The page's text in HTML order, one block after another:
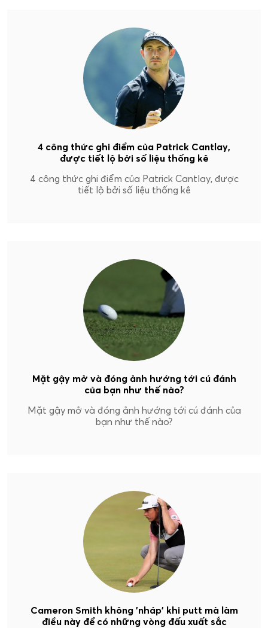
4 công thức ghi điểm của Patrick Cantlay,
được tiết lộ bởi số liệu thống kê
4 công thức ghi điểm của Patrick Cantlay, được
tiết lộ bởi số liệu thống kê
Mặt gậy mở và đóng ảnh hướng tới cú đánh
của bạn như thế nào?
Mặt gậy mở và đóng ảnh hướng tới cú đánh của
bạn như thế nào?
Cameron Smith không 'nháp' khi putt mà làm
điều này để có những vòng đấu xuất sắc